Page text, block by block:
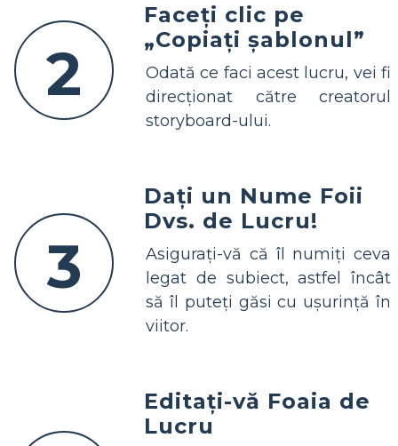
2
Faceți clic pe
„Copiați șablonul”
Odată ce faci acest lucru, vei fi
direcționat către creatorul
storyboard-ului.
3
Dați un Nume Foii
Dvs. de Lucru!
Asigurați-vă că îl numiți ceva
legat de subiect, astfel încât
să îl puteți găsi cu ușurință în
viitor.
Editați-vă Foaia de
Lucru